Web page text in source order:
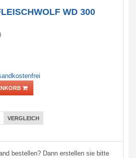
WD 300
VERGLEICH
bestellen? Dann erstellen sie bitte